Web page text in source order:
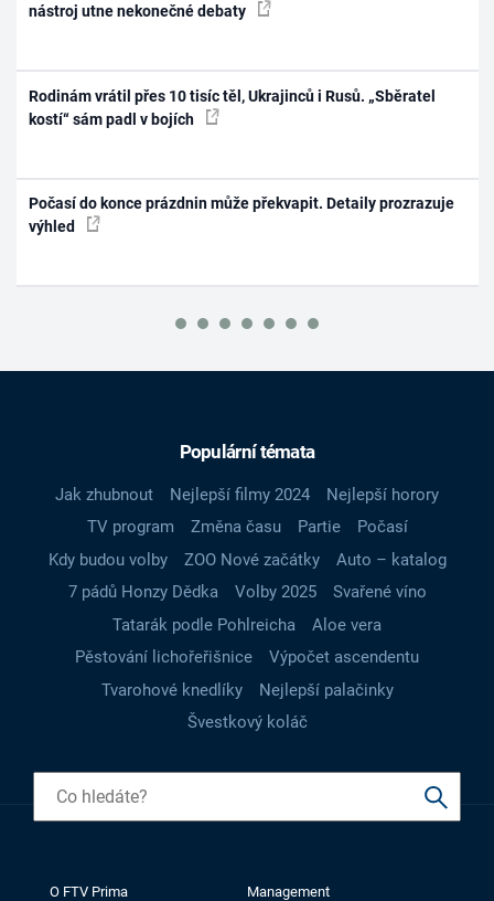
nástroj utne nekonečné debaty
Rodinám vrátil přes 10 tisíc těl, Ukrajinců i Rusů. „Sběratel
kostí“ sám padl v bojích
Počasí do konce prázdnin může překvapit. Detaily prozrazuje
výhled
Populární témata
Jak zhubnout Nejlepší filmy 2024
Nejlepší horory
TV program
Změna času Partie
Počasí
Kdy budou volby
ZOO Nové začátky
Auto – katalog
7 pádů Honzy Dědka
Volby 2025
Svařené víno
Tatarák podle Pohlreicha
Aloe vera
Pěstování lichořeřišnice
Výpočet ascendentu
Tvarohové knedlíky
Nejlepší palačinky
Švestkový koláč
O FTV Prima Management